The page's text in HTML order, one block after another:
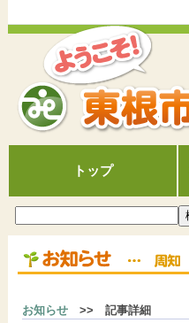
トップ
お知らせ >> 記事詳細